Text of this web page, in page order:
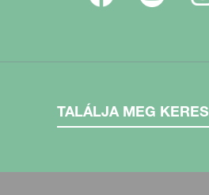
TALÁLJA MEG